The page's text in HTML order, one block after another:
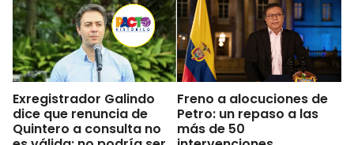
Exregistrador Galindo
dice que renuncia de
Quintero a consulta no
Freno a alocuciones de
Petro: un repaso a las
más de 50